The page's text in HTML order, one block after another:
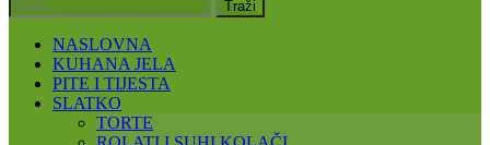
NASLOVNA
KUHANA JELA
PITE I TIJESTA
SLATKO
TORTE